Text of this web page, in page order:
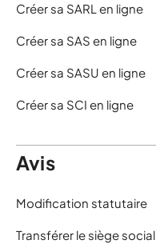
Créer sa SARL en ligne
Créer sa SAS en ligne
Créer sa SASU en ligne
Créer sa SCI en ligne
Avis
Modification statutaire
Transférer le siège social